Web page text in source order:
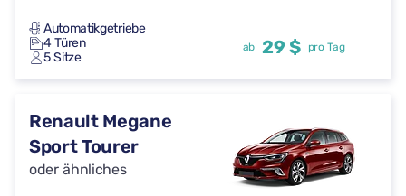
Automatikgetriebe
4 Türen
5 Sitze
ab 29 $ pro Tag
Renault Megane
Sport Tourer
oder ähnliches